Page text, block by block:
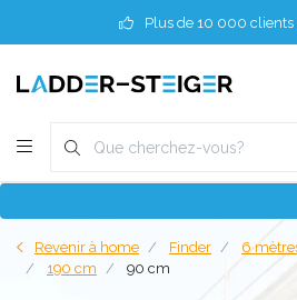
Plus de 10 000 clients
Revenir à home Finder 6
190 cm
90 cm